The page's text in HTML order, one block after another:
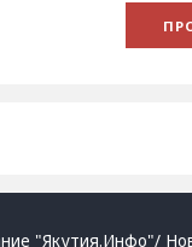
"Якутия.Инфо"/